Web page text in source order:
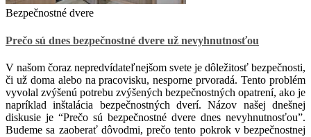
Bezpečnostné dvere
Prečo sú dnes bezpečnostné dvere už nevyhnutnosťou
V našom čoraz nepredvídateľnejšom svete je dôležitosť bezpečnosti,
či už doma alebo na pracovisku, nesporne prvoradá. Tento problém
vyvolal zvýšenú potrebu zvýšených bezpečnostných opatrení, ako je
napríklad inštalácia bezpečnostných dverí. Názov našej dnešnej
diskusie je “Prečo sú bezpečnostné dvere dnes nevyhnutnosťou”.
Budeme sa zaoberať dôvodmi, prečo tento pokrok v bezpečnostnej